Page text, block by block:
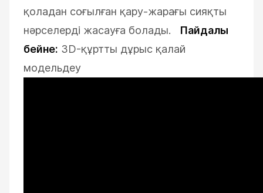
қоладан соғылған қару-жарағы сияқты
нәрселерді жасауға болады.
Пайдалы
бейне: 3D-құртты дұрыс қалай
модельдеу